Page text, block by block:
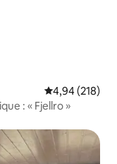
Évaluation
4,94 (218)
: « Fjellro »